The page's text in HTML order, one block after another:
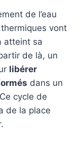
de l’eau
vont
atteint sa
de là, un
libérer
dans un
cycle de
de la place